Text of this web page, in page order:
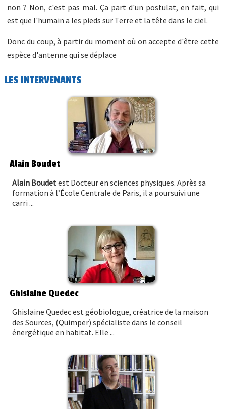
non ? Non, c'est pas mal. Ça part d'un postulat, en fait, qui
est que l'humain a les pieds sur Terre et la tête dans le ciel.
Donc du coup, à partir du moment où on accepte d'être cette
espèce d'antenne qui se déplace
LES INTERVENANTS
Alain Boudet
Alain Boudetest Docteur en sciences physiques. Après sa
formation à l’École Centrale de Paris, il a poursuivi une
carri ...
Ghislaine Quedec
Ghislaine Quedec est géobiologue, créatrice de la maison
des Sources, (Quimper) spécialiste dans le conseil
énergétique en habitat. Elle ...